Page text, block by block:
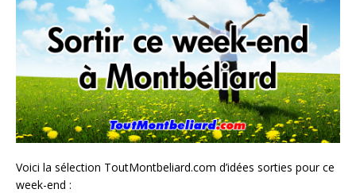
Voici la sélection ToutMontbeliard.com d’idées sorties pour ce
week-end :